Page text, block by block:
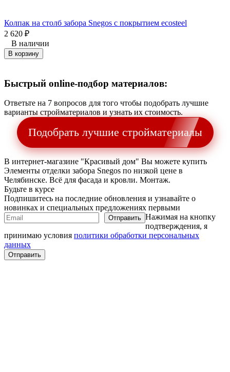
Колпак на столб забора Snegos с покрытием ecosteel
2 620 ₽
В наличии
В корзину
Быстрый online-подбор материалов:
Ответьте на 7 вопросов для того чтобы подобрать лучшие
варианты стройматериалов и узнать их стоимость.
Подобрать лучшие стройматериалы
В интернет-магазине "Красивый дом" Вы можете купить
Элементы отделки забора Snegos по низкой цене в
Челябинске. Всё для фасада и кровли. Монтаж.
Будьте в курсе
Подпишитесь на последние обновления и узнавайте о
новинках и специальных предложениях первыми
Нажимая на кнопку
подтверждения, я
принимаю условия политики обработки персональных
данных